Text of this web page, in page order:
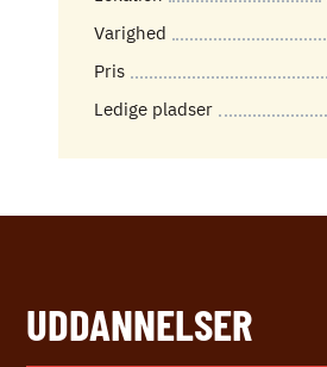
Varighed
Pris
Ledige pladser
UDDANNELSER